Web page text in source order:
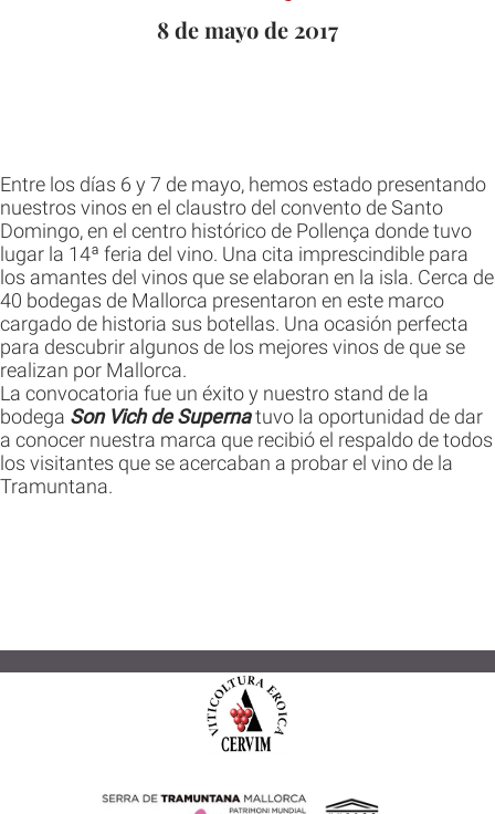
8 de mayo de 2017
Entre los días 6 y 7 de mayo, hemos estado presentando
nuestros vinos en el claustro del convento de Santo
Domingo, en el centro histórico de Pollença donde tuvo
lugar la 14ª feria del vino. Una cita imprescindible para
los amantes del vinos que se elaboran en la isla. Cerca de
40 bodegas de Mallorca presentaron en este marco
cargado de historia sus botellas. Una ocasión perfecta
para descubrir algunos de los mejores vinos de que se
realizan por Mallorca.
La convocatoria fue un éxito y nuestro stand de la
bodega Son Vich de Supernatuvo la oportunidad de dar
a conocer nuestra marca que recibió el respaldo de todos
los visitantes que se acercaban a probar el vino de la
Tramuntana.